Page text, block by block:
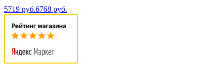
5719 руб.6768 руб.